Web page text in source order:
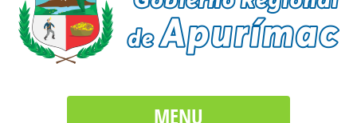
MENU